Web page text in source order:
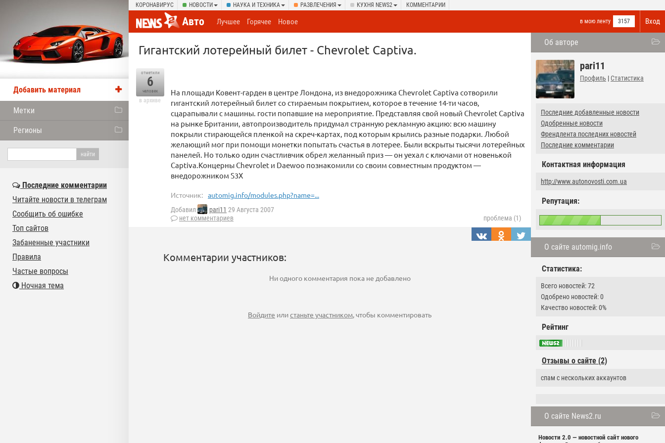
КОРОНАВИРУС НОВОСТИ НАУКА И ТЕХНИКА РАЗВЛЕЧЕНИЯ КУХНЯ NEWS2 КОММЕНТАРИИ
Вход
Авто в мою ленту 3157
Лучшее Горячее Новое
Об авторе
pari11
Профиль | Статистика
Последние добавленные новости
Одобренные новости
Френдлента последних новостей
Последние комментарии
Контактная информация
http://www.autonovosti.com.ua
Репутация:
О сайте automig.info
Статистика:
Всего новостей: 72
Одобрено новостей: 0
Качество новостей: 0%
Рейтинг
Отзывы о сайте (2)
спам с нескольких аккаунтов
О сайте News2.ru
Новости 2.0 — новостной сайт нового
Гигантский лотерейный билет - Chevrolet Captiva.
отметили
6
человек
в архиве
На площади Ковент-гарден в центре Лондона, из внедорожника Chevrolet Captiva сотворили
гигантский лотерейный билет со стираемым покрытием, которое в течение 14-ти часов,
сцарапывали с машины. гости попавшие на мероприятие. Представляя свой новый Chevrolet Captiva
на рынке Британии, автопроизводитель придумал странную рекламную акцию: всю машину
покрыли стирающейся пленкой на скреч-картах, под которым крылись разные подарки. Любой
желающий мог при помощи монетки попытать счастья в лотерее. Были вскрыты тысячи лотерейных
панелей. Но только один счастливчик обрел желанный приз — он уехал с ключами от новенькой
Captiva.Концерны Chevrolet и Daewoo познакомили со своим совместным продуктом —
внедорожником S3X
Источник: automig.info/modules.php?name=...
Добавил pari11 29 Августа 2007
нет комментариев
проблема (1)
Комментарии участников:
Ни одного комментария пока не добавлено
Войдите илистаньте участником, чтобы комментировать
Добавить материал
Метки
Регионы
Последние комментарии
Читайте новости в телеграм
Сообщить об ошибке
Топ сайтов
Забаненные участники
Правила
Частые вопросы
Ночная тема